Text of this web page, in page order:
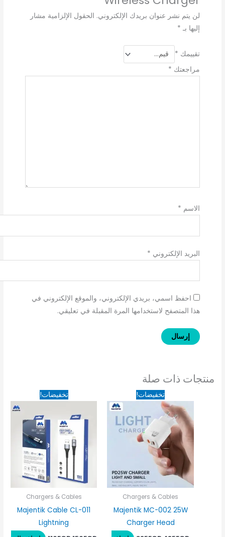
لن يتم نشر عنوان بريدك الإلكتروني. الحقول الإلزامية مشار
إليها بـ *
تقييمك *
مراجعتك *
الاسم *
البريد الإلكتروني *
احفظ اسمي، بريدي الإلكتروني، والموقع الإلكتروني في
هذا المتصفح لاستخدامها المرة المقبلة في تعليقي.
منتجات ذات صلة
تخفيضات!
Chargers & Cables
Majentik MC-002 25W
Charger Head
السعر
الأصلي
هو:
425EGP.
السعر
الحالي
325EGP.
تخفيضات!
Chargers & Cables
Majentik Cable CL-011
Lightning
السعر
الأصلي
150EGP.
السعر
الحالي
110EGP.